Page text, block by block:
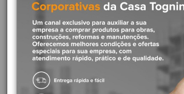
Caixa Acoplada Deca com Acionamento Duo
(CD.05F.17)
A Caixa Acoplada Deca combina economia de água,
superior e design moderno. Com o sistema Duo